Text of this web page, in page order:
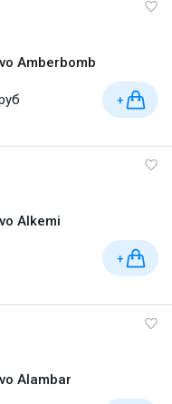
Amberbomb
+
Alkemi
+
Alambar